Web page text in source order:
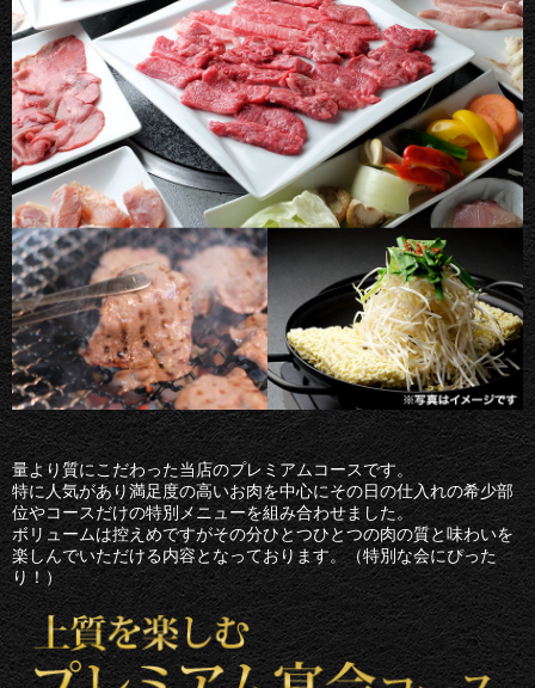
量より質にこだわった当店のプレミアムコースです。
特に人気があり満足度の高いお肉を中心にその日の仕入れの希少部
位やコースだけの特別メニューを組み合わせました。
ボリュームは控えめですがその分ひとつひとつの肉の質と味わいを
楽しんでいただける内容となっております。（特別な会にぴった
り！）